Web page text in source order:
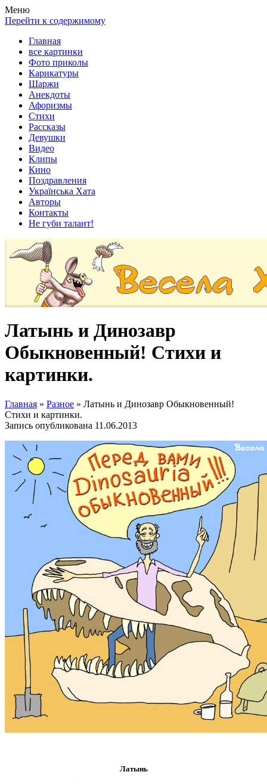
Весела хата — прикольные картинки, смешные истории,
клипы!
Покажем всем ваши фото приколы, карикатуры, шаржи, стихи,
рассказы, видео и песни!
Меню
Перейти к содержимому
Главная
все картинки
Фото приколы
Карикатуры
Шаржи
Анекдоты
Афоризмы
Стихи
Рассказы
Девушки
Видео
Клипы
Кино
Поздравления
Українська Хата
Авторы
Контакты
Не губи талант!
Латынь и Динозавр
Обыкновенный! Стихи и
картинки.
Главная » Разное » Латынь и Динозавр Обыкновенный!
Стихи и картинки.
Запись опубликована 11.06.2013
Латынь